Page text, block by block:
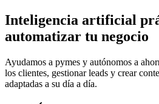
Inteligencia artificial
automatizar tu negocio
Ayudamos a pymes y autónomos a
los clientes, gestionar leads y crear
adaptadas a su día a día.